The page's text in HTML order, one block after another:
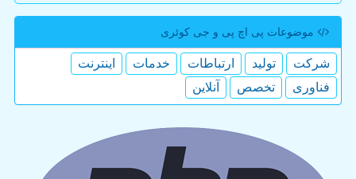
موضوعات پی اچ پی و جی كوئری
شركت تولید ارتباطات خدمات
اینترنت
فناوری
تخصص آنلاین